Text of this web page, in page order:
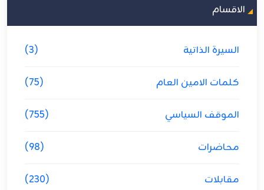
الاقسام
السيرة الذاتية (3)
كلمات الامين العام (75)
الموقف السياسي (755)
محاضرات (98)
مقابلات (230)